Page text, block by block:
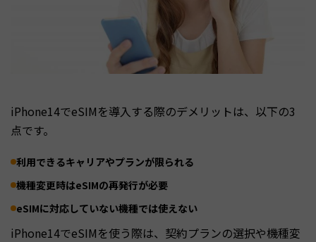
iPhone14でeSIMを導入する際のデメリットは、以下の3
点です。
利用できるキャリアやプランが限られる
機種変更時はeSIMの再発行が必要
eSIMに対応していない機種では使えない
iPhone14でeSIMを使う際は、契約プランの選択や機種変